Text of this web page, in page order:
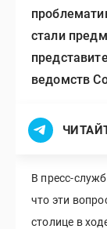
стали
ведомств
В пресс-
что эти
столице в